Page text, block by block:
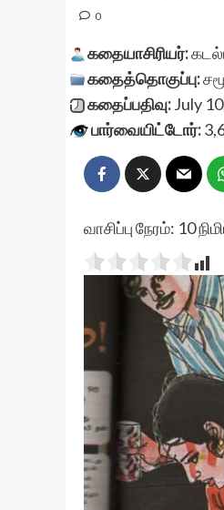
0
கதையாசிரியர்:
கதைத்தொகுப்பு:
கதைப்பதிவு:July
பார்வையிட்டோர்:
வாசிப்பு நேரம்: 10